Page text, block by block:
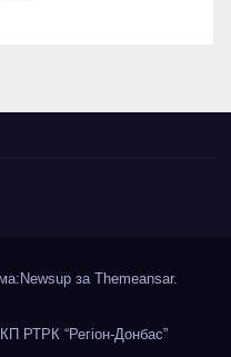
заThemeansar.
КП РТРК “Регіон-Донбас”